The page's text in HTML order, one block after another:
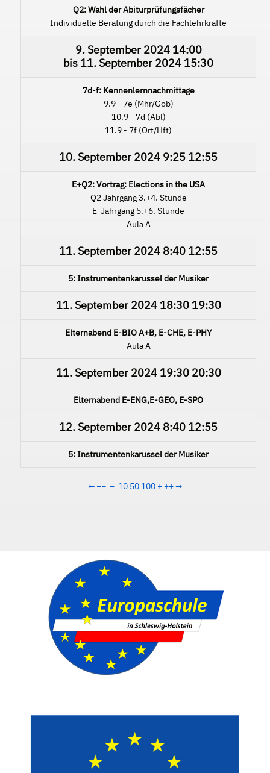
Q2: Wahl der Abiturprüfungsfächer
Individuelle Beratung durch die Fachlehrkräfte
9. September 202414:00
bis 11. September 2024 15:30
7d-f: Kennenlernnachmittage
9.9 - 7e (Mhr/Gob)
10.9 - 7d (Abl)
11.9 - 7f (Ort/Hft)
10. September 2024 9:25 12:55
E+Q2: Vortrag: Elections in the USA
Q2 Jahrgang 3.+4. Stunde
E-Jahrgang 5.+6. Stunde
Aula A
11. September 2024 8:40 12:55
5: Instrumentenkarussel der Musiker
11. September 202418:30 19:30
Elternabend E-BIO A+B, E-CHE, E-PHY
Aula A
11. September 202419:30 20:30
Elternabend E-ENG,E-GEO, E-SPO
12. September 2024 8:40 12:55
5: Instrumentenkarussel der Musiker
← −− − 10 50 100 + ++→